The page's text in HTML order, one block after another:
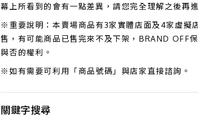
幕上所看到的會有一點差異，請您完全理解之後再
※重要說明：本賣場商品有3家實體店面及4家虛擬
售，有可能商品已售完來不及下架，BRAND OFF
與否的權利。
※如有需要可利用「商品號碼」與店家直接諮詢。
關鍵字搜尋